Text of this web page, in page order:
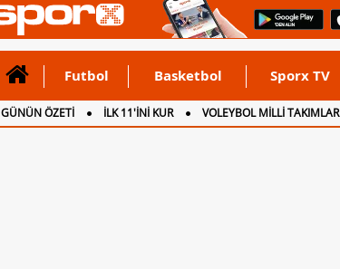
Futbol Basketbol Sporx TV
GÜNÜN ÖZETİ İLK 11'İNİ KUR VOLEYBOL MİLLİ TAKIMLAR
CANLI ANLATIM
İNGİLTERE